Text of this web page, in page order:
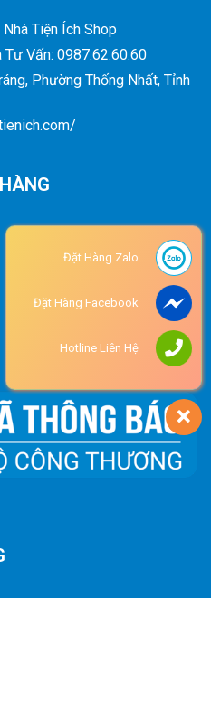
Tiện Ích Shop
Vấn: 0987.62.60.60
Phường Thống Nhất, Tỉnh
Đặt Hàng Zalo
Đặt Hàng Facebook
Hotline Liên Hệ